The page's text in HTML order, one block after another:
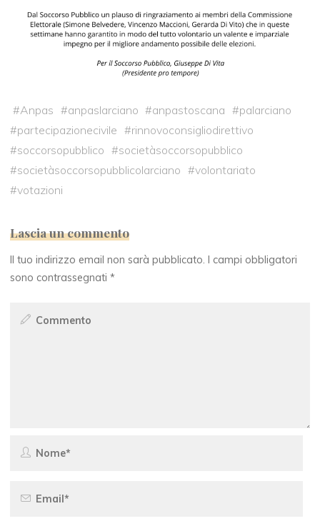
#Anpas #anpaslarciano #anpastoscana #palarciano
#partecipazionecivile #rinnovoconsigliodirettivo
#soccorsopubblico #societàsoccorsopubblico
#societàsoccorsopubblicolarciano #volontariato
#votazioni
Lascia un commento
Il tuo indirizzo email non sarà pubblicato.
I campi obbligatori
sono contrassegnati*